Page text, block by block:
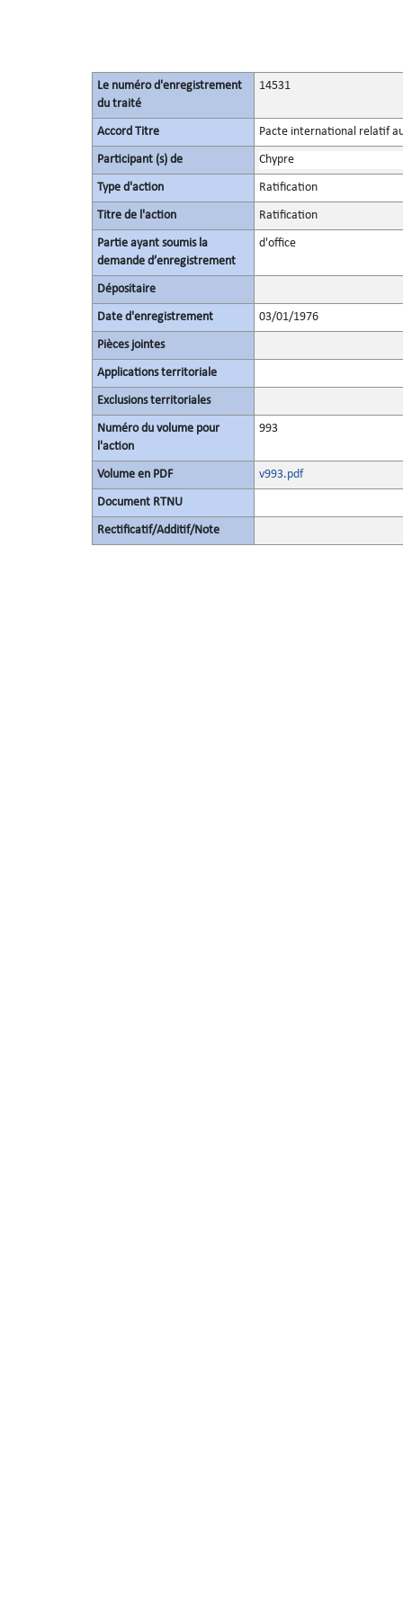
Le numéro d'enregistrement
du traité
14531
Accord Titre Pacte international relatif
Participant (s) de Chypre
Type d'action Ratification
Titre de l'action Ratification
Partie ayant soumis la
demande d’enregistrement
d'office
Dépositaire
Date d'enregistrement 03/01/1976
Pièces jointes
Applications territoriale
Exclusions territoriales
Numéro du volume pour
l'action
993
Volume en PDF v993.pdf
Document RTNU
Rectificatif/Additif/Note